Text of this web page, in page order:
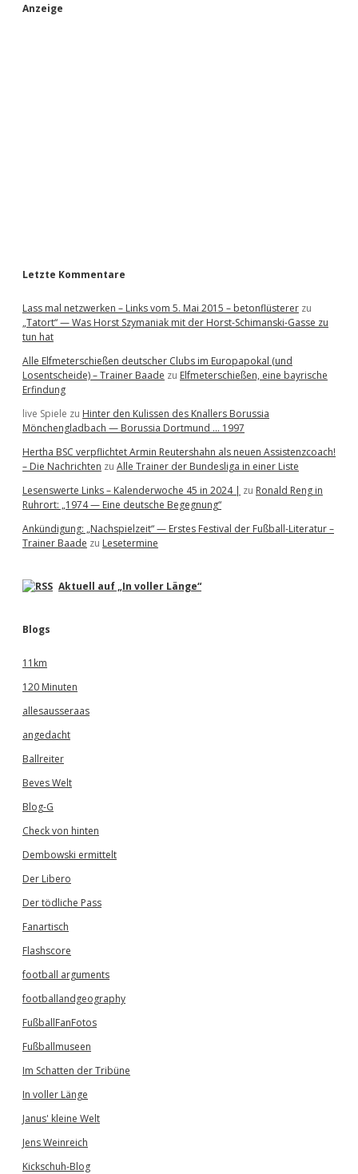
S
Anzeige
Letzte Kommentare
Lass mal netzwerken – Links vom 5. Mai 2015 – betonflüsterer zu
„Tatort“ — Was Horst Szymaniak mit der Horst-Schimanski-Gasse zu
tun hat
Alle Elfmeterschießen deutscher Clubs im Europapokal (und
Losentscheide) – Trainer Baade zu Elfmeterschießen, eine bayrische
Erfindung
live Spiele zu Hinter den Kulissen des Knallers Borussia
Mönchengladbach — Borussia Dortmund … 1997
Hertha BSC verpflichtet Armin Reutershahn als neuen Assistenzcoach!
– Die Nachrichten zu Alle Trainer der Bundesliga in einer Liste
Lesenswerte Links – Kalenderwoche 45 in 2024 | zu Ronald Reng in
Ruhrort: „1974 — Eine deutsche Begegnung“
Ankündigung: „Nachspielzeit“ — Erstes Festival der Fußball-Literatur –
Trainer Baade zu Lesetermine
Aktuell auf „In voller Länge“
Blogs
11km
120 Minuten
allesausseraas
angedacht
Ballreiter
Beves Welt
Blog-G
Check von hinten
Dembowski ermittelt
Der Libero
Der tödliche Pass
Fanartisch
Flashscore
football arguments
footballandgeography
FußballFanFotos
Fußballmuseen
Im Schatten der Tribüne
In voller Länge
Janus' kleine Welt
Jens Weinreich
Kickschuh-Blog